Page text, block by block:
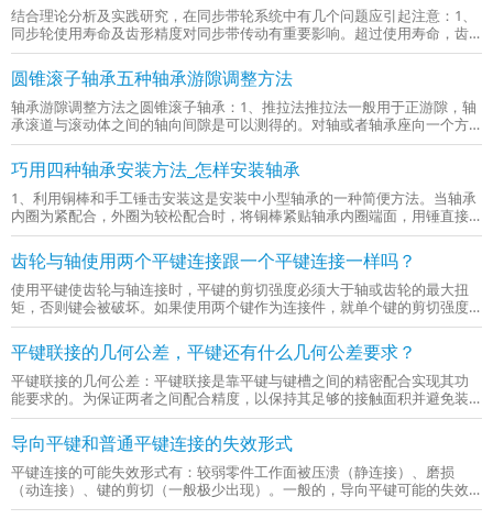
结合理论分析及实践研究，在同步带轮系统中有几个问题应引起注意：1、
同步轮使用寿命及齿形精度对同步带传动有重要影响。超过使用寿命，齿
廓形状变化，带齿与同步轮轮齿不能正确啮合，则会造成同步齿形带在短
期内失效。2、同步轮的材质、齿面硬度等对传动质量有重要影响。同步
轮...
圆锥滚子轴承五种轴承游隙调整方法
轴承游隙调整方法之圆锥滚子轴承：1、推拉法推拉法一般用于正游隙，轴
承滚道与滚动体之间的轴向间隙是可以测得的。对轴或者轴承座向一个方
向施加一个力，推到底以后将百分表设为零位作参考，然后施加一个反方
向的力，推到底以后百分表上指针的转动量就是游隙值。测量时需慢慢震
荡...
巧用四种轴承安装方法_怎样安装轴承
1、利用铜棒和手工锤击安装这是安装中小型轴承的一种简便方法。当轴承
内圈为紧配合，外圈为较松配合时，将铜棒紧贴轴承内圈端面，用锤直接
敲击铜棒，通过铜棒传力，将轴承徐徐装到轴上。轴承内圈较大时，可用
铜棒沿轴承内圈端面周围均匀用力敲击，切忌只敲打一边，也不能用力过
猛...
齿轮与轴使用两个平键连接跟一个平键连接一样吗？
使用平键使齿轮与轴连接时，平键的剪切强度必须大于轴或齿轮的最大扭
矩，否则键会被破坏。如果使用两个键作为连接件，就单个键的剪切强度
也必须大于轴或齿轮的最大扭矩。如果键的剪切强度小于齿轮或轴的最大
扭矩时，其中一个剪切强度稍小的键就会首先被破坏，另一个也会被破
坏。采...
平键联接的几何公差，平键还有什么几何公差要求？
平键联接的几何公差：平键联接是靠平键与键槽之间的精密配合实现其功
能要求的。为保证两者之间配合精度，以保持其足够的接触面积并避免装
配困难，标准中对轴槽及轮毂槽的宽度对轴及轮毂孔轴线的对称度规定：
一般可按GB/T1184中对称度公差数系7～9级选取。选取时主参数应...
导向平键和普通平键连接的失效形式
平键连接的可能失效形式有：较弱零件工作面被压溃（静连接）、磨损
（动连接）、键的剪切（一般极少出现）。一般的，导向平键可能的失效
是键侧磨损、压溃和剪切；普通平键是压溃和剪切。其实主要都是平键与